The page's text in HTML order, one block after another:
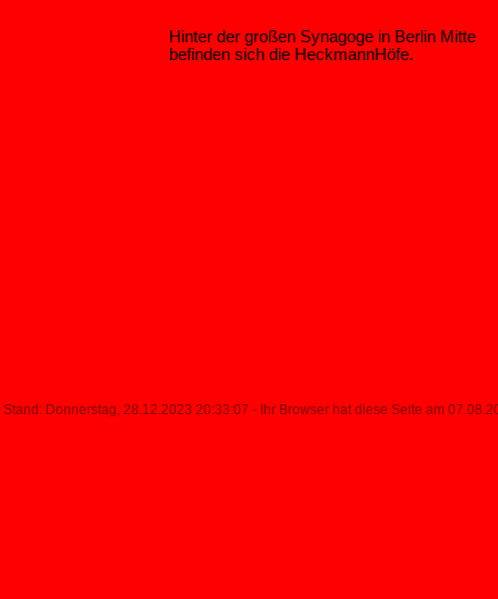
Hinter der großen Synagoge in Berlin Mitte
befinden sich die HeckmannHöfe.
Stand: Donnerstag, 28.12.2023 20:33:07 - Ihr Browser hat diese Seite am